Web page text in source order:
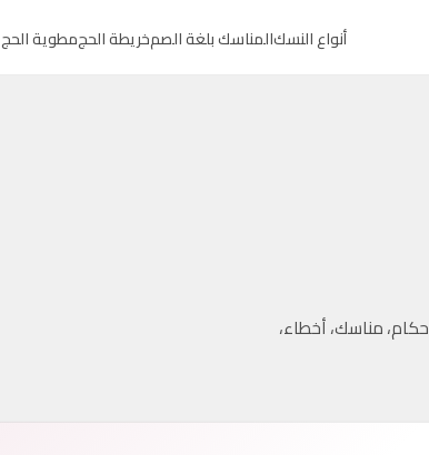
أنواع النسكالمناسك بلغة الصمخريطة الحجمطوية الحج
مناسك، أخطاء،